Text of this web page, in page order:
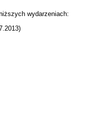
wydarzeniach: